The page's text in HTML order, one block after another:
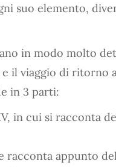
suo elemento,
in modo molto
il viaggio di ritorno
in 3 parti:
in cui si racconta
racconta appunto